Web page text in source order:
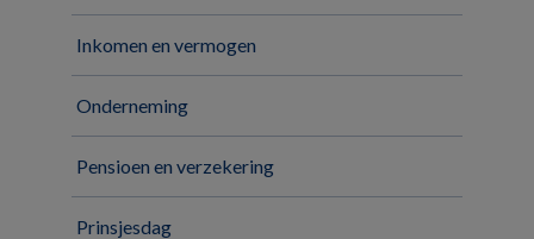
Inkomen en vermogen
Onderneming
Pensioen en verzekering
Prinsjesdag